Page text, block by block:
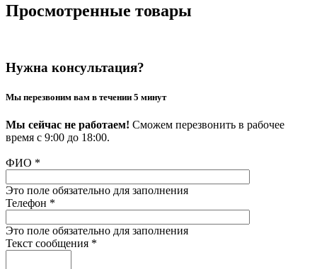
Просмотренные товары
Нужна консультация?
Мы перезвоним вам в течении 5 минут
Мы сейчас не работаем! Сможем перезвонить в рабочее
время с 9:00 до 18:00.
ФИО *
Это поле обязательно для заполнения
Телефон *
Это поле обязательно для заполнения
Текст сообщения *